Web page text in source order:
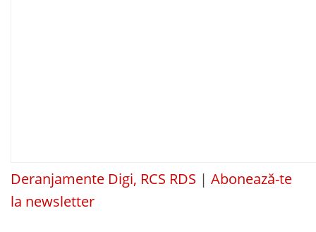
Deranjamente Digi, RCS RDS | Abonează-te
la newsletter